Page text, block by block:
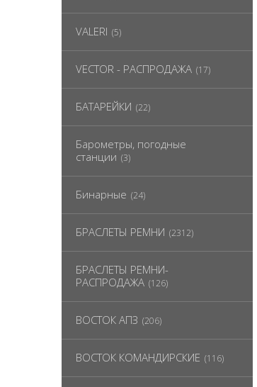
VALERI (5)
VECTOR - РАСПРОДАЖА (17)
БАТАРЕЙКИ (22)
Барометры, погодные
станции (3)
Бинарные (24)
БРАСЛЕТЫ РЕМНИ (2312)
БРАСЛЕТЫ РЕМНИ-
РАСПРОДАЖА (126)
ВОСТОК АПЗ (206)
ВОСТОК КОМАНДИРСКИЕ (116)